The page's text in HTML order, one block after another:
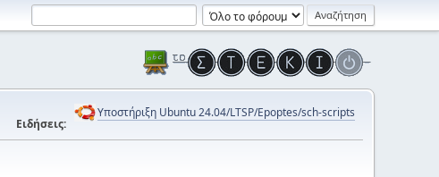
Ειδήσεις:
Υποστήριξη Ubuntu 24.04/LTSP/Epoptes/sch-scripts